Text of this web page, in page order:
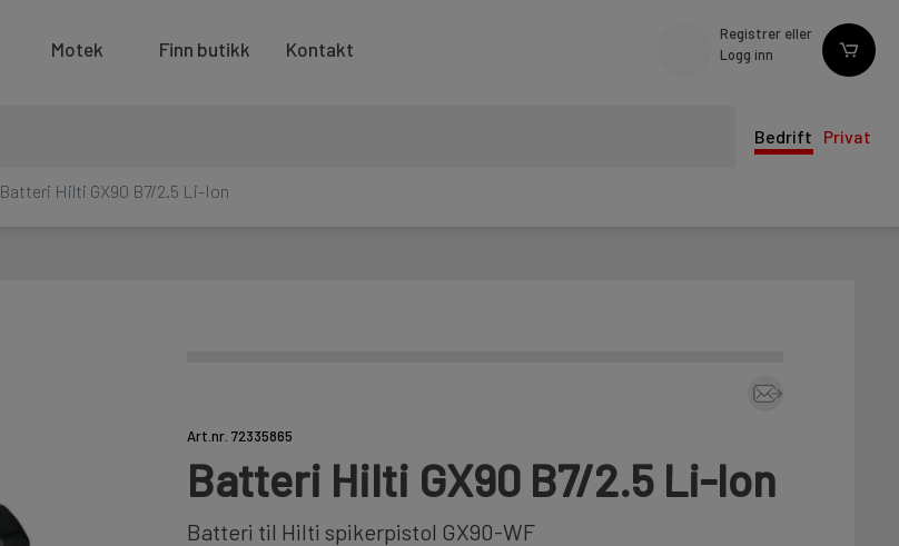
Motek Finn butikk Kontakt
Registrer eller
Logg inn
Bedrift Privat
Batteri Hilti GX90 B7/2.5 Li-Ion
Art.nr. 72335865
Batteri Hilti GX90 B7/2.5 Li-Ion
Batteri til Hilti spikerpistol GX90-WF